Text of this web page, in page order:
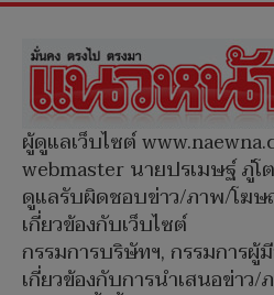
ผู้ดูแลเว็บไซต์
webmaster นายปรเมษฐ์ ภู่โต
ดูแลรับผิดชอบข่าว/ภาพ/โฆ
เกี่ยวข้องกับเว็บไซต์
กรรมการบริษัทฯ, กรรมการผู้
เกี่ยวข้องกับการนำเสนอข่าว